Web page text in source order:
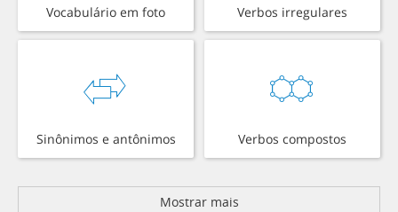
Vocabulário em foto Verbos irregulares
Sinônimos e antônimos Verbos compostos
Mostrar mais